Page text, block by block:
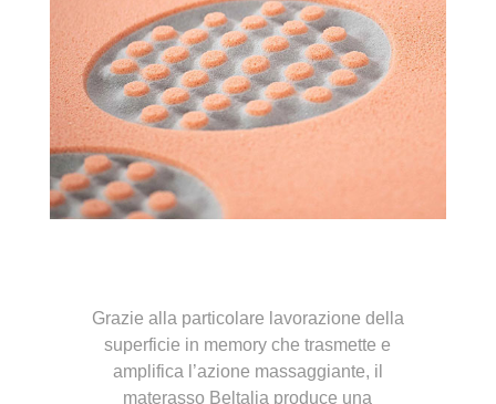
Grazie alla particolare lavorazione della
superficie in memory che trasmette e
amplifica l’azione massaggiante, il
materasso Beltalia produce una